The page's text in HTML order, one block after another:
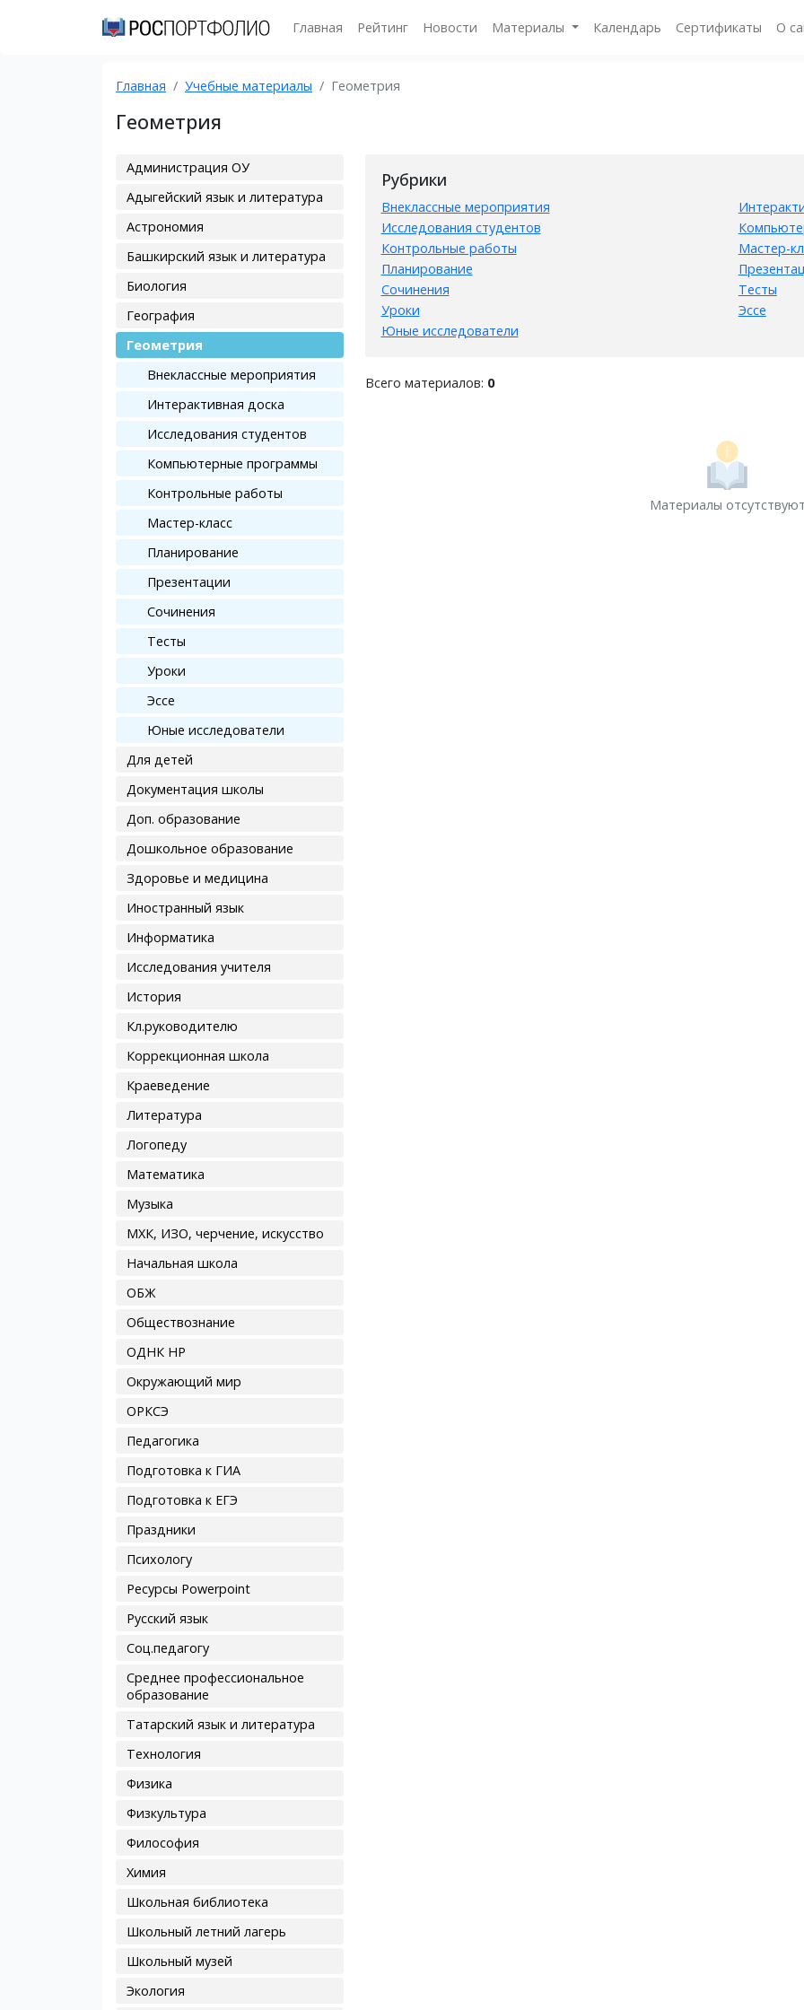
Главная Рейтинг Новости Материалы Календарь Сертификаты О
Главная Учебные материалы Геометрия
Геометрия
Администрация ОУ
Адыгейский язык и литература
Астрономия
Башкирский язык и литература
Биология
География
Геометрия
Внеклассные мероприятия
Интерактивная доска
Исследования студентов
Компьютерные программы
Контрольные работы
Мастер-класс
Планирование
Презентации
Сочинения
Тесты
Уроки
Эссе
Юные исследователи
Для детей
Документация школы
Доп. образование
Дошкольное образование
Здоровье и медицина
Иностранный язык
Информатика
Исследования учителя
История
Кл.руководителю
Коррекционная школа
Краеведение
Литература
Логопеду
Математика
Музыка
МХК, ИЗО, черчение, искусство
Начальная школа
ОБЖ
Обществознание
ОДНК НР
Окружающий мир
ОРКСЭ
Педагогика
Подготовка к ГИА
Подготовка к ЕГЭ
Праздники
Психологу
Ресурсы Powerpoint
Русский язык
Соц.педагогу
Среднее профессиональное
образование
Татарский язык и литература
Технология
Физика
Физкультура
Философия
Химия
Школьная библиотека
Школьный летний лагерь
Школьный музей
Экология
Рубрики
Внеклассные мероприятия
Исследования студентов
Контрольные работы
Мастер-
Планирование
Сочинения
Тесты
Уроки
Эссе
Юные исследователи
Всего материалов: 0
Материалы